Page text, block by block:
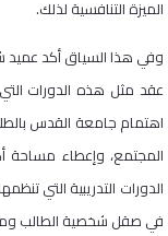
الميزة التنافسية لذلك.
وفي هذا السياق أكد عميد
عقد مثل هذه الدورات
اهتمام جامعة القدس
المجتمع، وإعطاء مساحة
الدورات التدريبية التي
في صقل شخصية الطالب